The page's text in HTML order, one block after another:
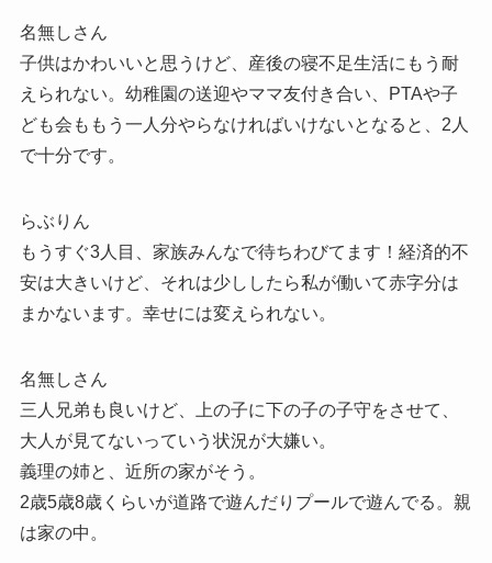
名無しさん
子供はかわいいと思うけど、産後の寝不足生活にもう耐
えられない。幼稚園の送迎やママ友付き合い、PTAや子
ども会ももう一人分やらなければいけないとなると、2人
で十分です。
らぶりん
もうすぐ3人目、家族みんなで待ちわびてます！経済的不
安は大きいけど、それは少ししたら私が働いて赤字分は
まかないます。幸せには変えられない。
名無しさん
三人兄弟も良いけど、上の子に下の子の子守をさせて、
大人が見てないっていう状況が大嫌い。
義理の姉と、近所の家がそう。
2歳5歳8歳くらいが道路で遊んだりプールで遊んでる。親
は家の中。